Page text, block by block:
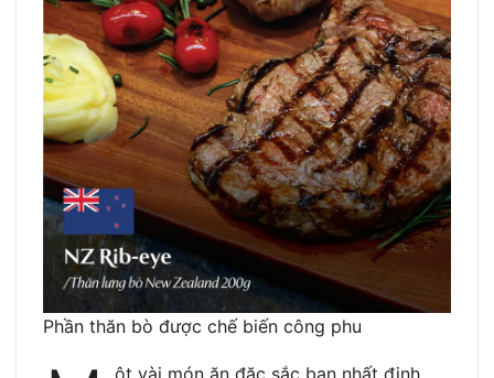
Phần thăn bò được chế biến công phu